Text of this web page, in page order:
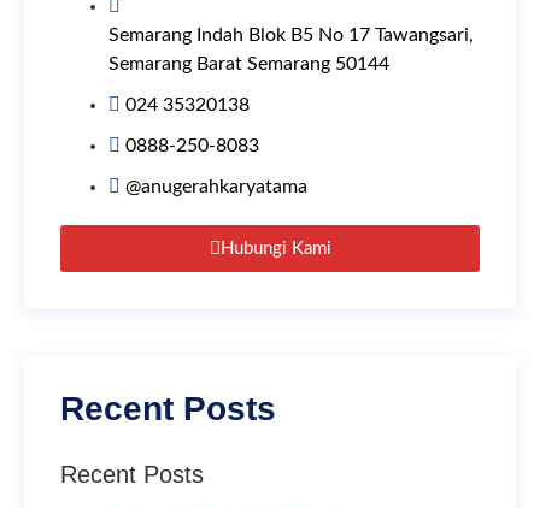
Semarang Indah Blok B5 No 17 Tawangsari,
Semarang Barat Semarang 50144
024 35320138
0888-250-8083
@anugerahkaryatama
Hubungi Kami
Recent Posts
Recent Posts